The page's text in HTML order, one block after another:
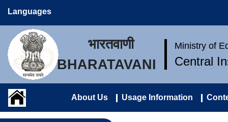
Languages
भारतवाणी
BHARATAVANI
Ministry of
Central
About Us Usage Information